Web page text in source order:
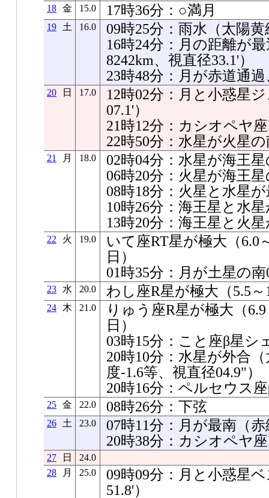
18 金 15.0 17時36分：○満月
19 土 16.0
09時25分：雨水（太陽黄
16時24分：月の距離が
8242km、視直径33.1'）
23時48分：月が赤道通
20 日 17.0
12時02分：月と小惑星
07.1'）
21時12分：カシオペヤ
22時50分：水星が火星
21 月 18.0
02時04分：水星が海王
06時20分：火星が海王
08時18分：火星と水星
10時26分：海王星と水
13時20分：海王星と火
22 火 19.0
いて座RT星が極大（6.0
日）
01時35分：月が土星の
23 水 20.0 わし座R星が極大（5.5
24 木 21.0
りゅう座R星が極大（
日）
03時15分：こと座β星シ
20時10分：水星が外合
度-1.6等、視直径04.9"）
20時16分：ペルセウス
25 金 22.0 08時26分：下弦
26 土 23.0
07時11分：月が最南（赤
20時38分：カシオペヤ
27 日
24.0
28
月 25.0
09時09分：月と小惑星
51.8'）